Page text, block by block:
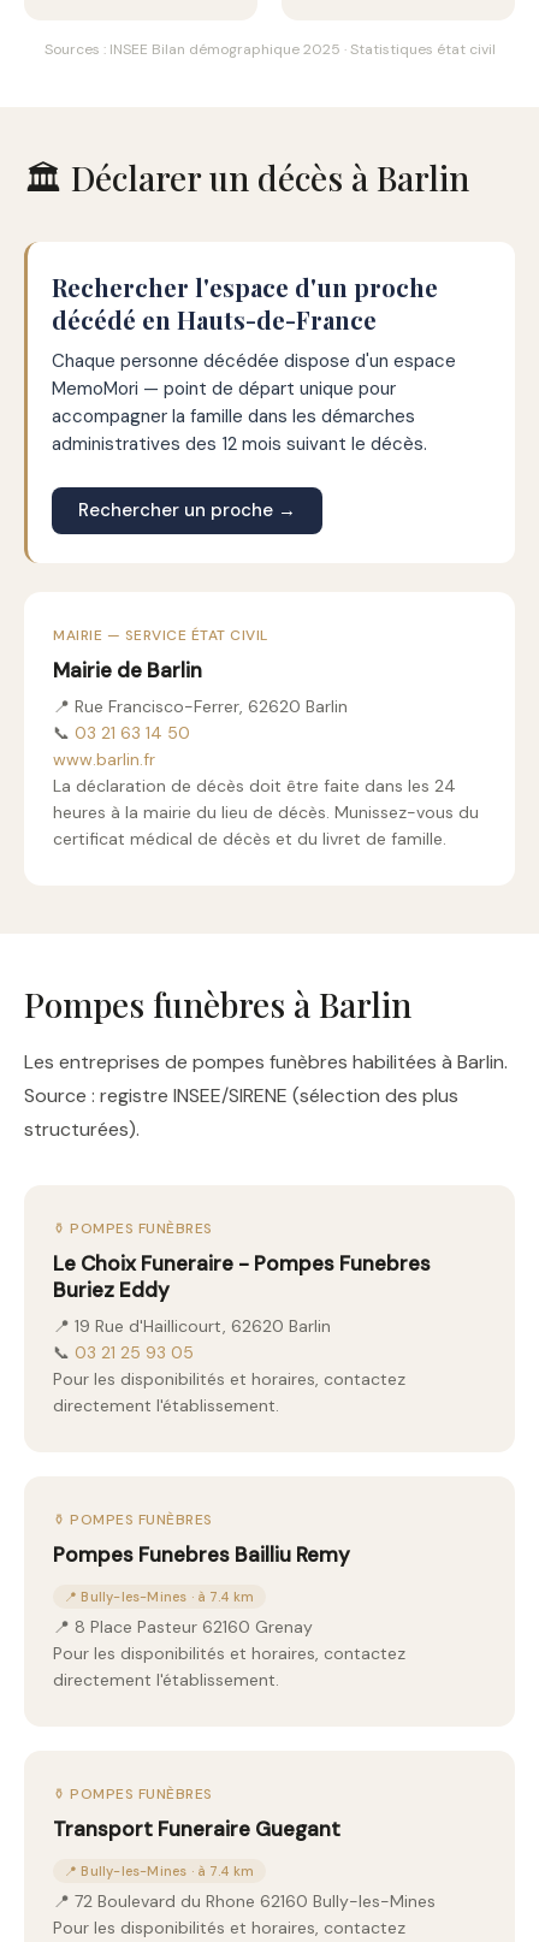
Sources : INSEE Bilan démographique 2025 · Statistiques état civil
🏛️ Déclarer un décès à Barlin
Rechercher l'espace d'un proche
décédé en Hauts-de-France
Chaque personne décédée dispose d'un espace
MemoMori — point de départ unique pour
accompagner la famille dans les démarches
administratives des 12 mois suivant le décès.
Rechercher un proche →
MAIRIE — SERVICE ÉTAT CIVIL
Mairie de Barlin
📍 Rue Francisco-Ferrer, 62620 Barlin
📞 03 21 63 14 50
www.barlin.fr
La déclaration de décès doit être faite dans les 24
heures à la mairie du lieu de décès. Munissez-vous du
certificat médical de décès et du livret de famille.
Pompes funèbres à Barlin
Les entreprises de pompes funèbres habilitées à Barlin.
Source : registre INSEE/SIRENE (sélection des plus
structurées).
⚱️ POMPES FUNÈBRES
Le Choix Funeraire - Pompes Funebres
Buriez Eddy
📍 19 Rue d'Haillicourt, 62620 Barlin
📞 03 21 25 93 05
Pour les disponibilités et horaires, contactez
directement l'établissement.
⚱️ POMPES FUNÈBRES
Pompes Funebres Bailliu Remy
📍 Bully-les-Mines · à 7.4 km
📍 8 Place Pasteur 62160 Grenay
Pour les disponibilités et horaires, contactez
directement l'établissement.
⚱️ POMPES FUNÈBRES
Transport Funeraire Guegant
📍 Bully-les-Mines · à 7.4 km
📍 72 Boulevard du Rhone 62160 Bully-les-Mines
Pour les disponibilités et horaires, contactez